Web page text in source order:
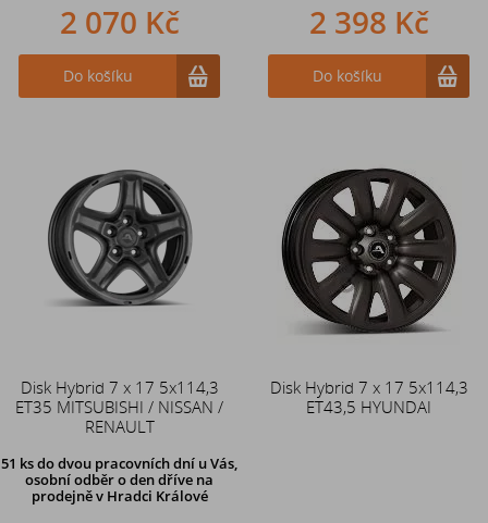
2 070 Kč
Do košíku
2 398 Kč
Do košíku
Disk Hybrid 7 x 17 5x114,3
ET35 MITSUBISHI / NISSAN /
RENAULT
51 ksdo dvou pracovních dní u Vás,
osobní odběr o den dříve na
prodejně v Hradci Králové
Disk Hybrid 7 x 17 5x114,3
ET43,5 HYUNDAI